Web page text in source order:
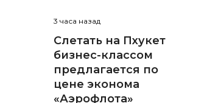
3 часа назад
Слетать на Пхукет
бизнес-классом
предлагается по
цене эконома
«Аэрофлота»